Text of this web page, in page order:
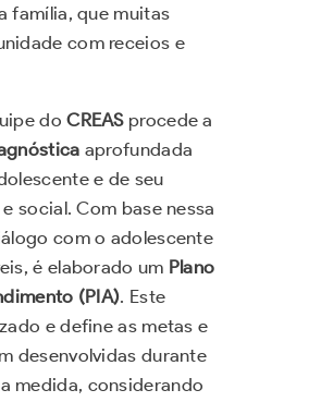
família, que muitas
com receios e
doCREASprocede a
aprofundada
e de seu
social. Com base nessa
com o adolescente
é elaborado um Plano
(PIA). Este
e define as metas e
desenvolvidas durante
medida, considerando